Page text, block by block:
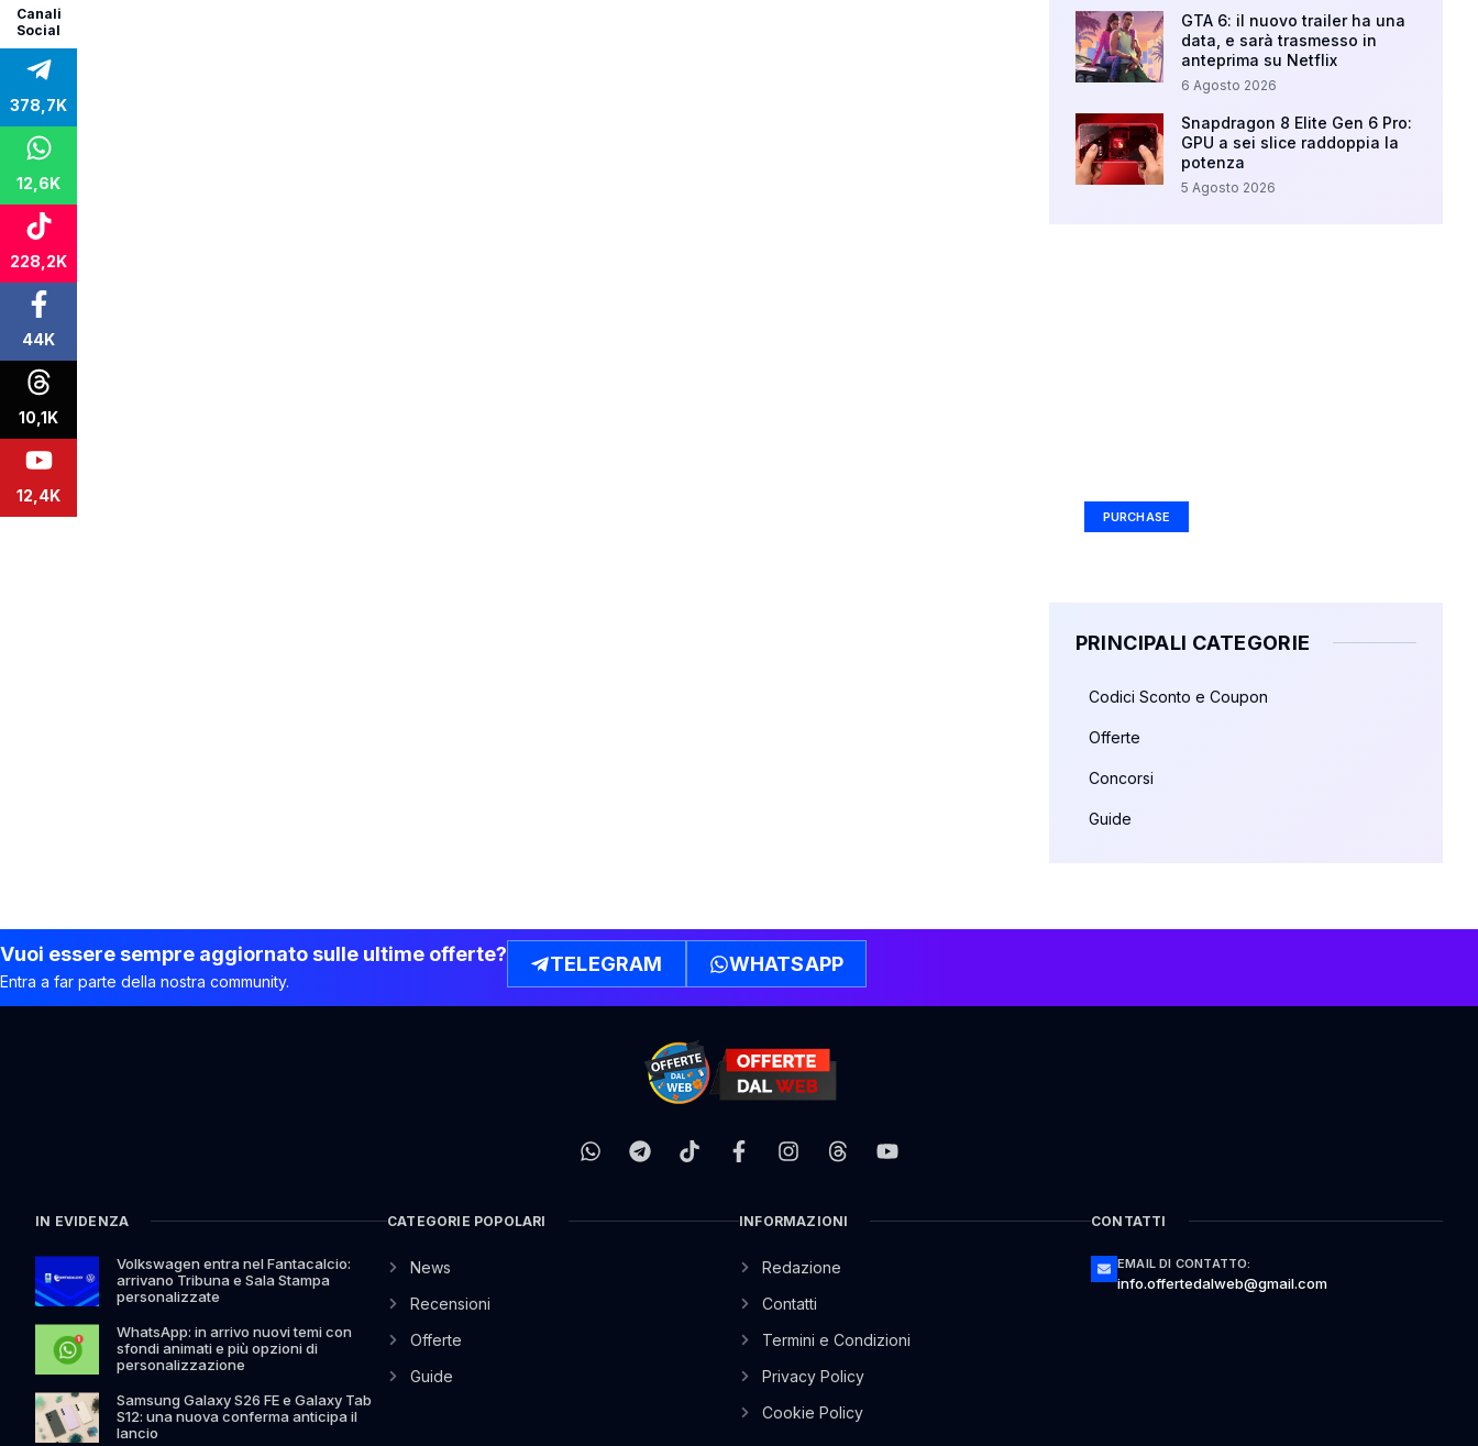
Canali
Social
378,7K
12,6K
228,2K
44K
10,1K
12,4K
GTA 6: il nuovo trailer ha una
data, e sarà trasmesso in
anteprima su Netflix
6 Agosto 2026
Snapdragon 8 Elite Gen 6 Pro:
GPU a sei slice raddoppia la
potenza
5 Agosto 2026
PURCHASE
PRINCIPALI CATEGORIE
Codici Sconto e Coupon
Offerte
Concorsi
Guide
Vuoi essere sempre aggiornato sulle ultime offerte?
Entra a far parte della nostra community.
TELEGRAM WHATSAPP
IN EVIDENZA
Volkswagen entra nel Fantacalcio:
arrivano Tribuna e Sala Stampa
personalizzate
WhatsApp: in arrivo nuovi temi con
sfondi animati e più opzioni di
personalizzazione
Samsung Galaxy S26 FE e Galaxy Tab
S12: una nuova conferma anticipa il
lancio
CATEGORIE POPOLARI
News
Recensioni
Offerte
Guide
INFORMAZIONI
Redazione
Contatti
Termini e Condizioni
Privacy Policy
Cookie Policy
CONTATTI
EMAIL DI CONTATTO:
info.offertedalweb@gmail.com